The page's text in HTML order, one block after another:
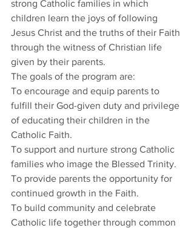
strong Catholic families in which
children learn the joys of following
Jesus Christ and the truths of their Faith
through the witness of Christian life
given by their parents.
The goals of the program are:
To encourage and equip parents to
fulfill their God-given duty and privilege
of educating their children in the
Catholic Faith.
To support and nurture strong Catholic
families who image the Blessed Trinity.
To provide parents the opportunity for
continued growth in the Faith.
To build community and celebrate
Catholic life together through common